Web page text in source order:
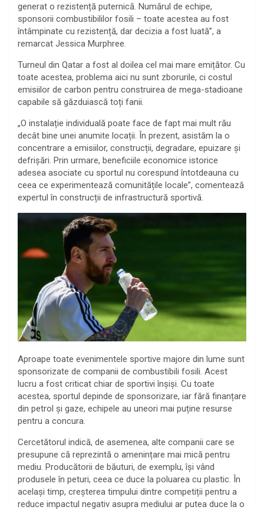
generat o rezistență puternică. Numărul de echipe,
sponsorii combustibililor fosili – toate acestea au fost
întâmpinate cu rezistență, dar decizia a fost luată”, a
remarcat Jessica Murphree.
Turneul din Qatar a fost al doilea cel mai mare emițător. Cu
toate acestea, problema aici nu sunt zborurile, ci costul
emisiilor de carbon pentru construirea de mega-stadioane
capabile să găzduiască toți fanii.
„O instalație individuală poate face de fapt mai mult rău
decât bine unei anumite locații. În prezent, asistăm la o
concentrare a emisiilor, construcții, degradare, epuizare și
defrișări. Prin urmare, beneficiile economice istorice
adesea asociate cu sportul nu corespund întotdeauna cu
ceea ce experimentează comunitățile locale”, comentează
expertul în construcții de infrastructură sportivă.
Aproape toate evenimentele sportive majore din lume sunt
sponsorizate de companii de combustibili fosili. Acest
lucru a fost criticat chiar de sportivi înșiși. Cu toate
acestea, sportul depinde de sponsorizare, iar fără finanțare
din petrol și gaze, echipele au uneori mai puține resurse
pentru a concura.
Cercetătorul indică, de asemenea, alte companii care se
presupune că reprezintă o amenințare mai mică pentru
mediu. Producătorii de băuturi, de exemplu, își vând
produsele în peturi, ceea ce duce la poluarea cu plastic. În
același timp, creșterea timpului dintre competiții pentru a
reduce impactul negativ asupra mediului ar putea duce la o